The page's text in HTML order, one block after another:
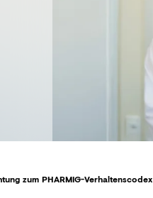
zum PHARMIG-Verhaltenscodex